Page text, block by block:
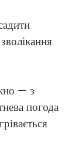
— з
погода